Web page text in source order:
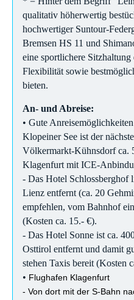
qualitativ höherwertig
hochwertiger Suntour-
Bremsen HS 11 und
eine sportlichere
Flexibilität sowie
bieten.
An- und Abreise:
• Gute
Klopeiner See ist der
Völkermarkt-Kühnsdorf ca.
Klagenfurt mit ICE-
- Das Hotel Schlossberghof
Lienz entfernt (ca. 20
empfehlen, vom Bahnhof
(Kosten ca. 15.- €).
- Das Hotel Sonne ist ca.
Osttirol entfernt und damit
stehen Taxis bereit (Kosten
• Flughafen Klagenfurt
- Von dort mit der S-Bahn